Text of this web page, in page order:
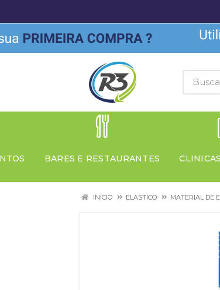
BARES E RESTAURANTES
INÍCIO ELASTICO MATERIAL DE